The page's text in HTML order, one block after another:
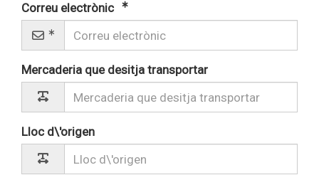
Correu electrònic
Mercaderia que desitja transportar
Lloc d\'origen